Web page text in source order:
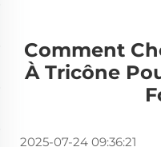
Comment
À Tricône
2025-07-24 09:36:21